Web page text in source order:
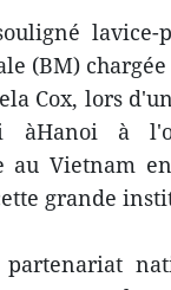
lavice-
(BM)
Cox, lors
àHanoi à
au Vietnam
grande
partenariat